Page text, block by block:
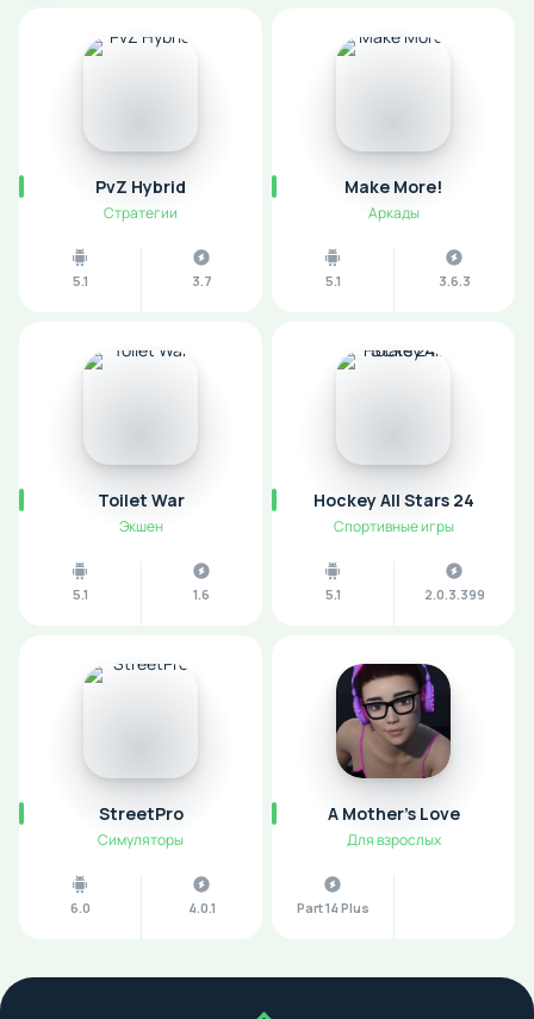
PvZ Hybrid
Стратегии
5.1 3.7
Make More!
Аркады
5.1 3.6.3
Toilet War
Экшен
5.1 1.6
Hockey All Stars 24
Спортивные игры
5.1 2.0.3.399
StreetPro
Симуляторы
6.0 4.0.1
A Mother’s Love
Для взрослых
Part 14 Plus